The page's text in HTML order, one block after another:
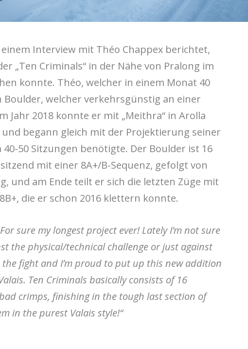
Interview mit Théo Chappex berichtet,
„Ten Criminals“ in der Nähe von Pralong im
konnte. Théo, welcher in einem Monat 40
Boulder, welcher verkehrsgünstig an einer
Jahr 2018 konnte er mit „Meithra“ in Arolla
begann gleich mit der Projektierung seiner
50 Sitzungen benötigte. Der Boulder ist 16
mit einer 8A+/B-Sequenz, gefolgt von
und am Ende teilt er sich die letzten Züge mit
die er schon 2016 klettern konnte.
sure my longest project ever! Lately I’m not sure
the physical/technical challenge or just against
fight and I’m proud to put up this new addition
Ten Criminals basically consists of 16
crimps, finishing in the tough last section of
in the purest Valais style!“